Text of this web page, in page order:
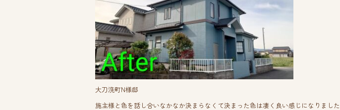
大刀洗町N様邸
施主様と色を話し合いなかなか決まらなくて決まった色は凄く良い感じになりました